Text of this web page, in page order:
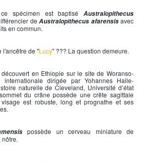
spécimen est baptisé Australopithecus
de Australopithecus afarensisavec
en commun.
l'ancêtre de "Lucy" ??? La question demeure.
en Ethiopie sur le site de Woranso-
dirigée par Yohannes Haile-
naturelle de Cleveland, Université d’état
du crâne possède une crête sagittale
est robuste, long et prognathe et ses
possède un cerveau miniature de
nôtre.